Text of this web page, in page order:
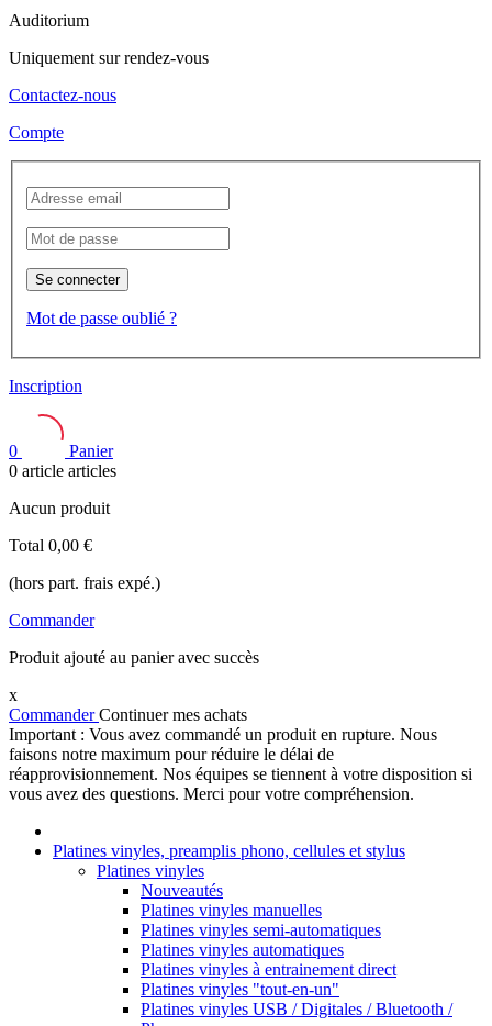
Auditorium
Uniquement sur rendez-vous
Contactez-nous
Compte
Se connecter
Mot de passe oublié ?
Inscription
0
Panier
0 article articles
Aucun produit
Total 0,00 €
(hors part. frais expé.)
Commander
Produit ajouté au panier avec succès
x
CommanderContinuer mes achats
Important : Vous avez commandé un produit en rupture. Nous
faisons notre maximum pour réduire le délai de
réapprovisionnement. Nos équipes se tiennent à votre disposition si
vous avez des questions. Merci pour votre compréhension.
Platines vinyles, preamplis phono, cellules et stylus
Platines vinyles
Nouveautés
Platines vinyles manuelles
Platines vinyles semi-automatiques
Platines vinyles automatiques
Platines vinyles à entrainement direct
Platines vinyles "tout-en-un"
Platines vinyles USB / Digitales / Bluetooth /